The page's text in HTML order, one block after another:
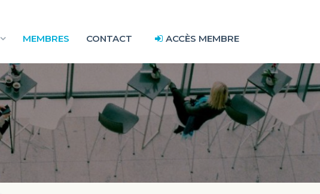
MEMBRES CONTACT ACCÈS MEMBRE